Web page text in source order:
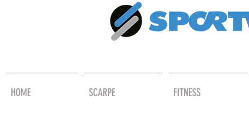
HOME SCARPE FITNESS